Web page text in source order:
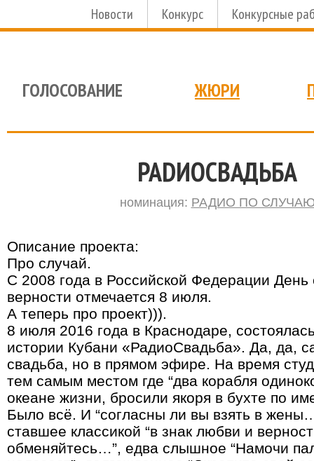
Новости Конкурс Конкурсные
ГОЛОСОВАНИЕ ЖЮРИ
РАDИОСВАДЬБА
номинация: РАДИО ПО
Описание проекта:
Про случай.
С 2008 года в Российской Федерации
верности отмечается 8 июля.
А теперь про проект))).
8 июля 2016 года в Краснодаре,
истории Кубани «РадиоСвадьба». Да, да,
свадьба, но в прямом эфире. На время
тем самым местом где “два корабля
океане жизни, бросили якоря в бухте по
Было всё. И “согласны ли вы взять в
ставшее классикой “в знак любви и
обменяйтесь…”, едва слышное “Намочи